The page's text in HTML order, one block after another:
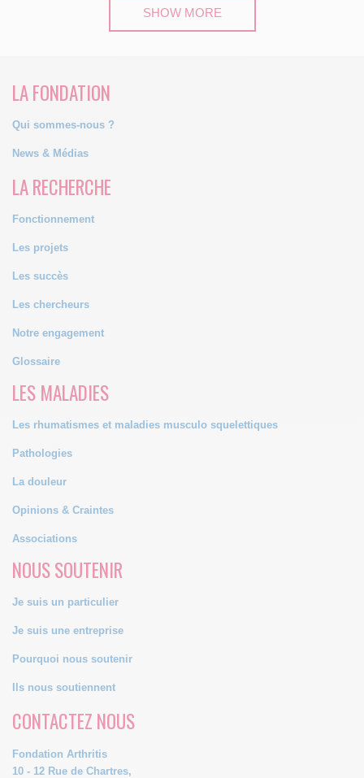
SHOW MORE
LA FONDATION
Qui sommes-nous ?
News & Médias
LA RECHERCHE
Fonctionnement
Les projets
Les succès
Les chercheurs
Notre engagement
Glossaire
LES MALADIES
Les rhumatismes et maladies musculo squelettiques
Pathologies
La douleur
Opinions & Craintes
Associations
NOUS SOUTENIR
Je suis un particulier
Je suis une entreprise
Pourquoi nous soutenir
Ils nous soutiennent
CONTACTEZ NOUS
Fondation Arthritis
10 - 12 Rue de Chartres,